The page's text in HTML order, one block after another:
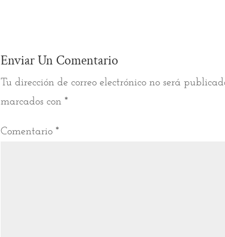
Enviar Un Comentario
Tu dirección de correo electrónico no será
marcados con *
Comentario *